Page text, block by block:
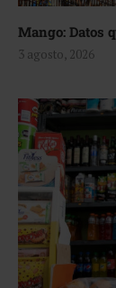
Mango: Datos
3 agosto, 2026